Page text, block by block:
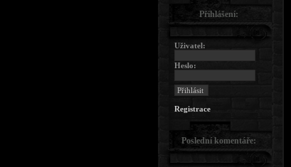
Přihlášení:
Uživatel:
Heslo:
Registrace
Poslední komentáře: